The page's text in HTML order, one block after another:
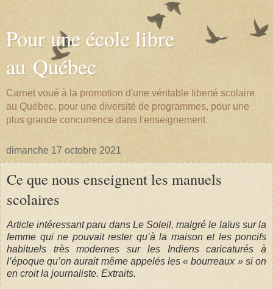
Pour une école libre
au Québec
Carnet voué à la promotion d'une véritable liberté scolaire
au Québec, pour une diversité de programmes, pour une
plus grande concurrence dans l'enseignement.
dimanche 17 octobre 2021
Ce que nous enseignent les manuels
scolaires
Article intéressant paru dans Le Soleil, malgré le laïus sur la
femme qui ne pouvait rester qu’à la maison et les poncifs
habituels très modernes sur les Indiens caricaturés à
l’époque qu’on aurait même appelés les « bourreaux » si on
en croit la journaliste. Extraits.